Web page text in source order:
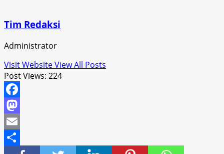
Tim Redaksi
Administrator
Visit WebsiteView All Posts
Post Views: 224
Facebook
Mastodon
Email